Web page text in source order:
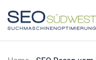
Skip to main